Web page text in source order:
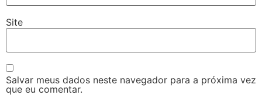
Site
Salvar meus dados neste navegador para a próxima vez
que eu comentar.